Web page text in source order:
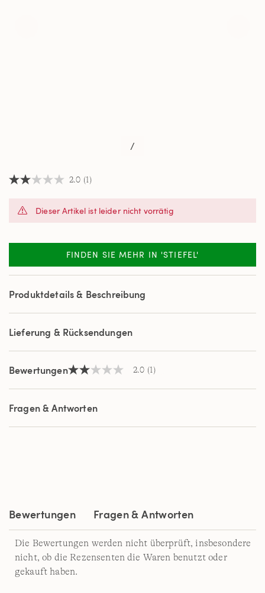
/
2.0
Sternen,
Bewertung.
Review.
Link
derselben
2.0 (1)
Dieser Artikel ist leider nicht vorrätig
FINDEN SIE MEHR IN 'STIEFEL'
Produktdetails & Beschreibung
Lieferung & Rücksendungen
Bewertungen2.0
5
Sternen,
Durchschnittswert
Bewertung.
2.0 (1)
Fragen & Antworten
Bewertungen Fragen & Antworten
Die Bewertungen werden nicht überprüft, insbesondere
nicht, ob die Rezensenten die Waren benutzt oder
gekauft haben.